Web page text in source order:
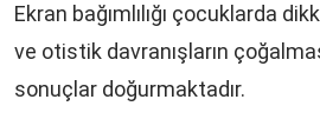
Ekran bağımlılığı çocuklarda
ve otistik davranışların
sonuçlar doğurmaktadır.